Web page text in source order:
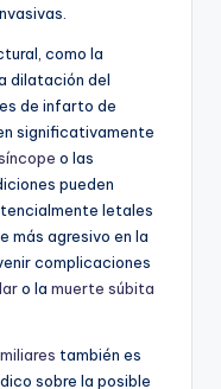
como la
dilatación del
de infarto de
significativamente
o las
pueden
letales
más agresivo en la
complicaciones
o la muerte súbita
también es
sobre la posible